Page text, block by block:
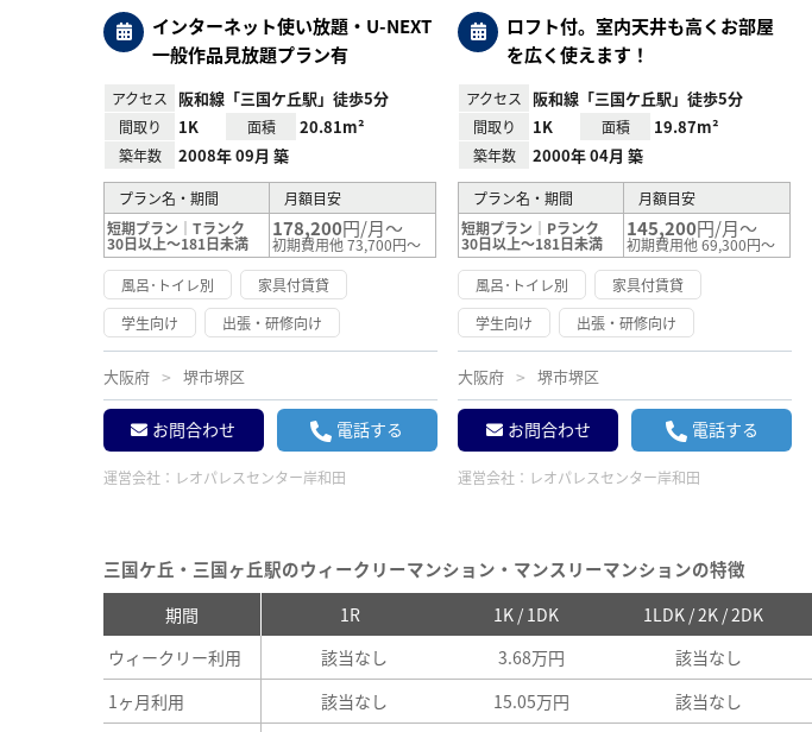
インターネット使い放題・U-NEXT
一般作品見放題プラン有
アクセス 阪和線「三国ケ丘駅」徒歩5分
間取り 1K 面積 20.81m²
築年数 2008年 09月 築
プラン名・期間
月額目安
短期プラン｜Tランク
30日以上～181日未満
178,200円/月～
初期費用他 73,700円～
風呂･トイレ別
家具付賃貸
学生向け
出張・研修向け
大阪府 堺市堺区
お問合わせ 電話する
運営会社： レオパレスセンター岸和田
ロフト付。室内天井も高くお部屋
を広く使えます！
アクセス 阪和線「三国ケ丘駅」徒歩5分
間取り 1K 面積 19.87m²
築年数 2000年 04月 築
プラン名・期間
月額目安
短期プラン｜Pランク
30日以上～181日未満
145,200円/月～
初期費用他 69,300円～
風呂･トイレ別
家具付賃貸
学生向け
出張・研修向け
大阪府 堺市堺区
お問合わせ 電話する
運営会社： レオパレスセンター岸和田
三国ケ丘・三国ヶ丘駅のウィークリーマンション・マンスリーマンションの特徴
期間 1R 1K / 1DK 1LDK / 2K / 2DK
ウィークリー利用
該当なし 3.68万円 該当なし
1ヶ月利用
該当なし 15.05万円 該当なし